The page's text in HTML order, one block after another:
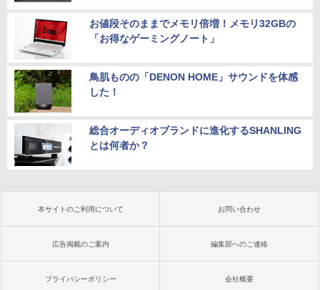
お値段そのままでメモリ倍増！メモリ32GBの
「お得なゲーミングノート」
鳥肌ものの「DENON HOME」サウンドを体感
した！
総合オーディオブランドに進化するSHANLING
とは何者か？
本サイトのご利用について お問い合わせ
広告掲載のご案内 編集部へのご連絡
プライバシーポリシー 会社概要